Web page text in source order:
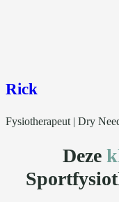
Rick
Fysiotherapeut | Dry
Deze